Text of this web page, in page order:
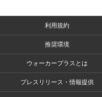
利用規約
推奨環境
ウォーカープラスとは
プレスリリース・情報提供